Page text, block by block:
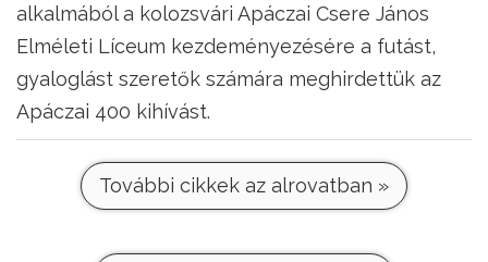
alkalmából a kolozsvári Apáczai Csere János
Elméleti Líceum kezdeményezésére a futást,
gyaloglást szeretők számára meghirdettük az
Apáczai 400 kihívást.
További cikkek az alrovatban »